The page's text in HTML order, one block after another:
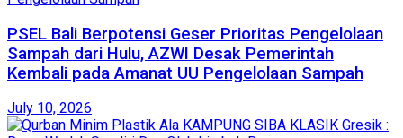
PSEL Bali Berpotensi Geser Prioritas Pengelolaan
Sampah dari Hulu, AZWI Desak Pemerintah
Kembali pada Amanat UU Pengelolaan Sampah
July 10, 2026